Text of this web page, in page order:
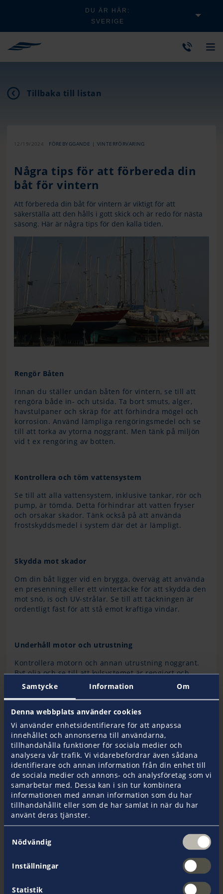
Samtycke Information Om
Denna webbplats använder cookies
Vi använder enhetsidentifierare för att anpassa
innehållet och annonserna till användarna,
tillhandahålla funktioner för sociala medier och
analysera vår trafik. Vi vidarebefordrar även sådana
identifierare och annan information från din enhet till
de sociala medier och annons- och analysföretag som vi
samarbetar med. Dessa kan i sin tur kombinera
informationen med annan information som du har
tillhandahållit eller som de har samlat in när du har
använt deras tjänster.
Nödvändig
Inställningar
Statistik
DU ÄR HÄR:
SVERIGE
Tillbaka till listan
12/19/2024 FÖREBYGGANDE | VINTERFÖRVARING
Några tips för att förbereda din
båt för vintern
Att förbereda din båt för vintern är viktigt för att
säkerställa att den hålls i gott skick och är redo för nästa
säsong. Här är några tips för den kalla tiden.
Rengör Båten
Innan du ställer undan båten för vintern, se till att
rengöra både in- och utsida. Ta bort smuts, alger,
havstulpaner och skräp för att förhindra mögel och
korrosion. Använd lämpliga rengöringsmedel och se
till att torka av ytorna noggrant. Men tänk på miljön
vid t ex rengöring av botten.
Kontrollera och töm vattensystem
Se till att alla vattensystem, inklusive tankar, rör och
pump, är tömda. Detta förhindrar att vatten fryser
och orsakar skador. Tänk också på att använda
frostskyddsmedel i system där det är lämpligt.
Skydda mot skador
Om din båt ligger vid en brygga, överväg att använda
en presenning eller ett vintertäcke för att skydda den
mot snö, is och UV-strålar. Se till att täckningen är
ordentligt fäst för att stå emot kraftiga vindar.
Underhåll motor och utrustning
Kontrollera motorn och annan utrustning noggrant.
Byt olja och se till att kylsystemet är rengjort och
korrekt påfyllt med frostskydd. Förvara batterier
inomhus för att undvika att de fryser.
Inspektera och reparera
Gör en grundlig inspektion av skrov, däck och rigg.
Leta efter sprickor, korrosion eller andra skador som
behöver repareras innan båten ställs undan. Det är
bättre och ofta billigare, att åtgärda problemen nu än
att upptäcka dem när säsongen börjar igen.
Säkerställ att allt är stängt
Kontrollera att alla luckor, dörrar och fönster är
ordentligt stängda för att förhindra att vatten eller
snö tränger in i båten. Använd tätningar och skydd
för att säkerställa att inga skador uppstår under
ventilation.